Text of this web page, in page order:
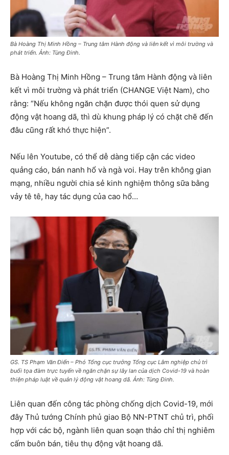
Bà Hoàng Thị Minh Hồng – Trung tâm Hành động và liên kết vì môi trường và
phát triển. Ảnh: Tùng Đinh.
Bà Hoàng Thị Minh Hồng – Trung tâm Hành động và liên
kết vì môi trường và phát triển (CHANGE Việt Nam), cho
rằng: “Nếu không ngăn chặn được thói quen sử dụng
động vật hoang dã, thì dù khung pháp lý có chặt chẽ đến
đâu cũng rất khó thực hiện”.
Nếu lên Youtube, có thể dễ dàng tiếp cận các video
quảng cáo, bán nanh hổ và ngà voi. Hay trên không gian
mạng, nhiều người chia sẻ kinh nghiệm thông sữa bằng
vảy tê tê, hay tác dụng của cao hổ…
GS. TS Phạm Văn Điển – Phó Tổng cục trưởng Tổng cục Lâm nghiệp chủ trì
buổi tọa đàm trực tuyến về ngăn chặn sự lây lan của dịch Covid-19 và hoàn
thiện pháp luật về quản lý động vật hoang dã. Ảnh: Tùng Đinh.
Liên quan đến công tác phòng chống dịch Covid-19, mới
đây Thủ tướng Chính phủ giao Bộ NN-PTNT chủ trì, phối
hợp với các bộ, ngành liên quan soạn thảo chỉ thị nghiêm
cấm buôn bán, tiêu thụ động vật hoang dã.